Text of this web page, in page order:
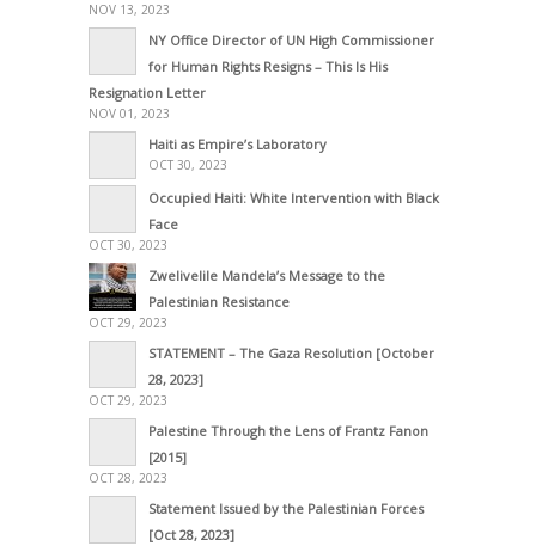
NOV 13, 2023
NY Office Director of UN High Commissioner
for Human Rights Resigns – This Is His
Resignation Letter
NOV 01, 2023
Haiti as Empire’s Laboratory
OCT 30, 2023
Occupied Haiti: White Intervention with Black
Face
OCT 30, 2023
Zwelivelile Mandela’s Message to the
Palestinian Resistance
OCT 29, 2023
STATEMENT – The Gaza Resolution [October
28, 2023]
OCT 29, 2023
Palestine Through the Lens of Frantz Fanon
[2015]
OCT 28, 2023
Statement Issued by the Palestinian Forces
[Oct 28, 2023]